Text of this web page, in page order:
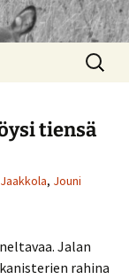
Haku:
tiensä
, Jouni
Jalan
rahina